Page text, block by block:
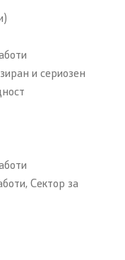
и сериозен
Сектор за